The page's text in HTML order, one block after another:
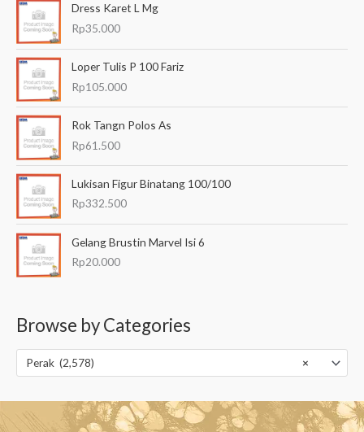
Dress Karet L Mg
Rp35.000
Loper Tulis P 100 Fariz
Rp105.000
Rok Tangn Polos As
Rp61.500
Lukisan Figur Binatang 100/100
Rp332.500
Gelang Brustin Marvel Isi 6
Rp20.000
Browse by Categories
×
Perak (2,578)